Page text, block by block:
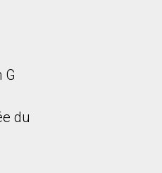
G
du